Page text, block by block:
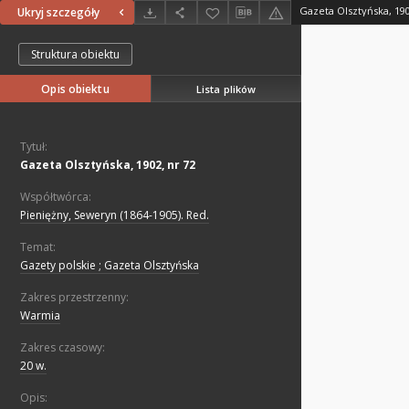
Ukryj szczegóły Gazeta Olsztyńska,
Struktura obiektu
Opis obiektu Lista plików
Tytuł:
Gazeta Olsztyńska, 1902, nr 72
Współtwórca:
Pieniężny, Seweryn (1864-1905). Red.
Temat:
Gazety polskie ; Gazeta Olsztyńska
Zakres przestrzenny:
Warmia
Zakres czasowy:
20 w.
Opis: